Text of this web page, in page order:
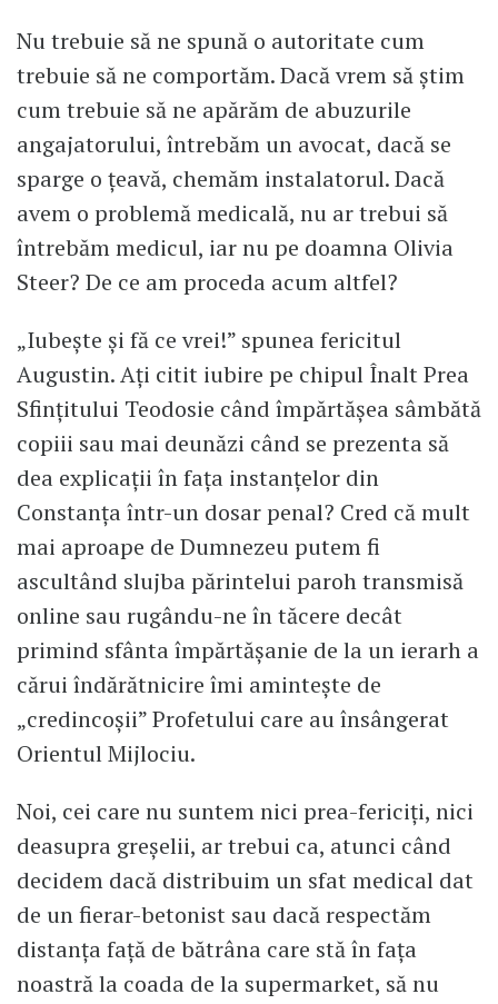
Nu trebuie să ne spună o autoritate cum
trebuie să ne comportăm. Dacă vrem să ştim
cum trebuie să ne apărăm de abuzurile
angajatorului, întrebăm un avocat, dacă se
sparge o ţeavă, chemăm instalatorul. Dacă
avem o problemă medicală, nu ar trebui să
întrebăm medicul, iar nu pe doamna Olivia
Steer? De ce am proceda acum altfel?
„Iubeşte şi fă ce vrei!” spunea fericitul
Augustin. Aţi citit iubire pe chipul Înalt Prea
Sfinţitului Teodosie când împărtăşea sâmbătă
copiii sau mai deunăzi când se prezenta să
dea explicaţii în faţa instanţelor din
Constanţa într-un dosar penal? Cred că mult
mai aproape de Dumnezeu putem fi
ascultând slujba părintelui paroh transmisă
online sau rugându-ne în tăcere decât
primind sfânta împărtăşanie de la un ierarh a
cărui îndărătnicire îmi aminteşte de
„credincoşii” Profetului care au însângerat
Orientul Mijlociu.
Noi, cei care nu suntem nici prea-fericiţi, nici
deasupra greşelii, ar trebui ca, atunci când
decidem dacă distribuim un sfat medical dat
de un fierar-betonist sau dacă respectăm
distanţa faţă de bătrâna care stă în faţa
noastră la coada de la supermarket, să nu